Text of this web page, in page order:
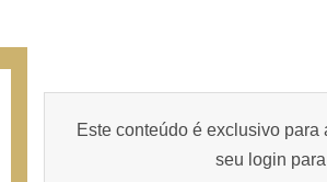
Este conteúdo é exclusivo
seu login